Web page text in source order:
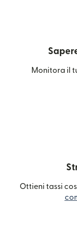
Monitora il
Ottieni tassi